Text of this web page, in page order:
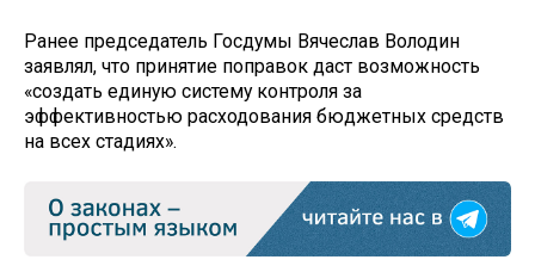
Ранее председатель Госдумы Вячеслав Володин
заявлял, что принятие поправок даст возможность
«создать единую систему контроля за
эффективностью расходования бюджетных средств
на всех стадиях».